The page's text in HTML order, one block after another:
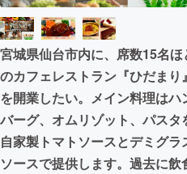
ビジネス・起業
まちづくり・地域活
CAMPFIRE for Social
CAMPFIREふるさと納税
宮城県仙台市内に、席数15名ほ
のカフェレストラン『ひだまり』
を開業したい。メイン料理はハ
バーグ、オムリゾット、パスタ
自家製トマトソースとデミグラ
ソースで提供します。過去に飲